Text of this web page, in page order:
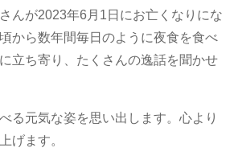
んが2023年6月1日にお亡くなりにな
から数年間毎日のように夜食を食べ
立ち寄り、たくさんの逸話を聞かせ
る元気な姿を思い出します。心より
げます。